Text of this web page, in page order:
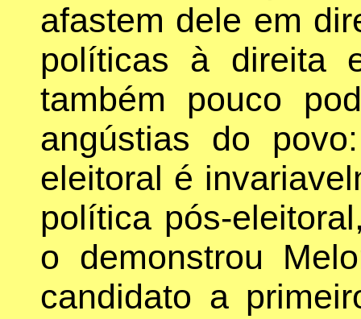
afastem dele em
políticas à direita
também pouco
angústias do
eleitoral é
política pós-
o demonstrou
candidato a